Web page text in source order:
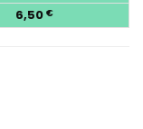
6,50 €